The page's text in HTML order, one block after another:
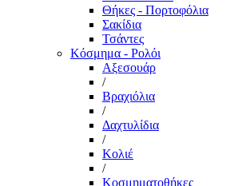
Θήκες - Πορτοφόλια
Σακίδια
Τσάντες
Κόσμημα - Ρολόι
Αξεσουάρ
/
Βραχιόλια
/
Δαχτυλίδια
/
Κολιέ
/
Κοσμηματοθήκες